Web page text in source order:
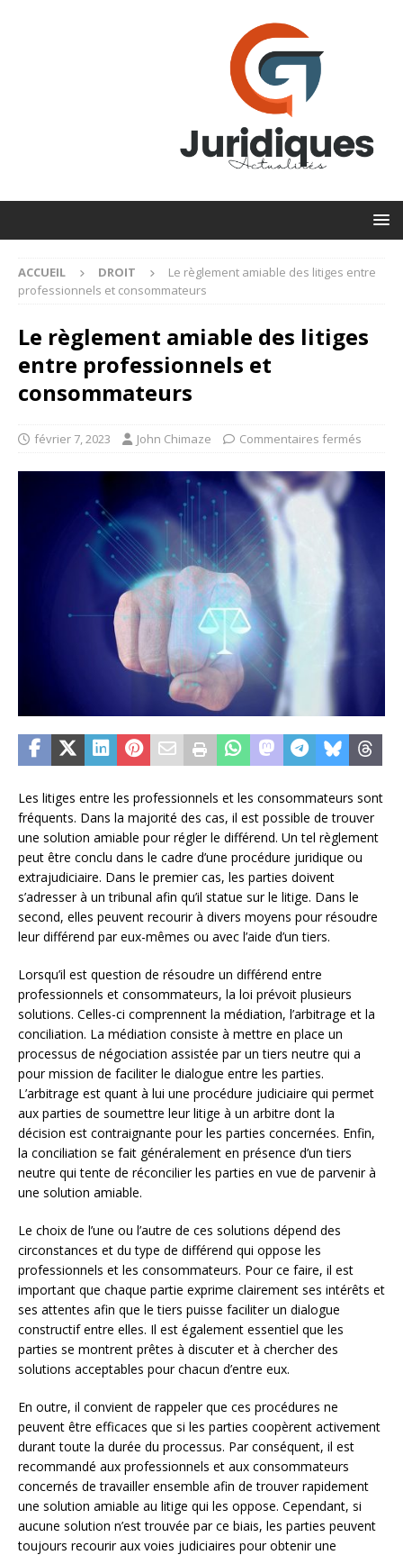
ACCUEIL DROIT
Le règlement amiable des litiges entre
professionnels et consommateurs
Le règlement amiable des litiges
entre professionnels et
consommateurs
février 7, 2023 John Chimaze Commentaires fermés
Les litiges entre les professionnels et les consommateurs sont
fréquents. Dans la majorité des cas, il est possible de trouver
une solution amiable pour régler le différend. Un tel règlement
peut être conclu dans le cadre d’une procédure juridique ou
extrajudiciaire. Dans le premier cas, les parties doivent
s’adresser à un tribunal afin qu’il statue sur le litige. Dans le
second, elles peuvent recourir à divers moyens pour résoudre
leur différend par eux-mêmes ou avec l’aide d’un tiers.
Lorsqu’il est question de résoudre un différend entre
professionnels et consommateurs, la loi prévoit plusieurs
solutions. Celles-ci comprennent la médiation, l’arbitrage et la
conciliation. La médiation consiste à mettre en place un
processus de négociation assistée par un tiers neutre qui a
pour mission de faciliter le dialogue entre les parties.
L’arbitrage est quant à lui une procédure judiciaire qui permet
aux parties de soumettre leur litige à un arbitre dont la
décision est contraignante pour les parties concernées. Enfin,
la conciliation se fait généralement en présence d’un tiers
neutre qui tente de réconcilier les parties en vue de parvenir à
une solution amiable.
Le choix de l’une ou l’autre de ces solutions dépend des
circonstances et du type de différend qui oppose les
professionnels et les consommateurs. Pour ce faire, il est
important que chaque partie exprime clairement ses intérêts et
ses attentes afin que le tiers puisse faciliter un dialogue
constructif entre elles. Il est également essentiel que les
parties se montrent prêtes à discuter et à chercher des
solutions acceptables pour chacun d’entre eux.
En outre, il convient de rappeler que ces procédures ne
peuvent être efficaces que si les parties coopèrent activement
durant toute la durée du processus. Par conséquent, il est
recommandé aux professionnels et aux consommateurs
concernés de travailler ensemble afin de trouver rapidement
une solution amiable au litige qui les oppose. Cependant, si
aucune solution n’est trouvée par ce biais, les parties peuvent
toujours recourir aux voies judiciaires pour obtenir une